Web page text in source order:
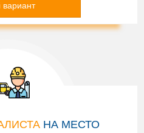
НА МЕСТО